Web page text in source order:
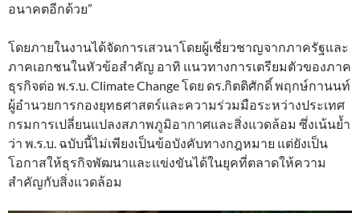
อนาคตอีกด้วย”
โดยภายในงานได้จัดการเสวนาโดยผู้เชี่ยวชาญจากภาครัฐและ
ภาคเอกชนในหัวข้อสำคัญ อาทิ แนวทางการเตรียมตัวของภาค
ธุรกิจต่อ พ.ร.บ. Climate Change โดย ดร.กิตติศักดิ์ พฤกษ์กานนท์
ผู้อำนวยการกองยุทธศาสตร์และความร่วมมือระหว่างประเทศ
กรมการเปลี่ยนแปลงสภาพภูมิอากาศและสิ่งแวดล้อม ซึ่งเน้นย้ำ
ว่า พ.ร.บ. ฉบับนี้ไม่เพียงเป็นข้อบังคับทางกฎหมาย แต่ยังเป็น
โอกาสให้ธุรกิจพัฒนาและแข่งขันได้ในยุคที่ตลาดให้ความ
สำคัญกับสิ่งแวดล้อม